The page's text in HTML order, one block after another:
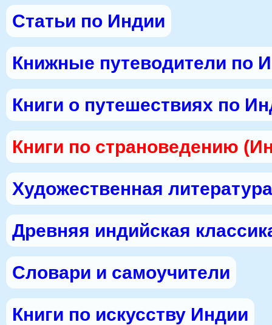
Статьи по Индии
Книжные путеводители по
Книги о путешествиях по
Книги по страноведению
Художественная
Древняя индийская
Словари и самоучители
Книги по искусству Индии